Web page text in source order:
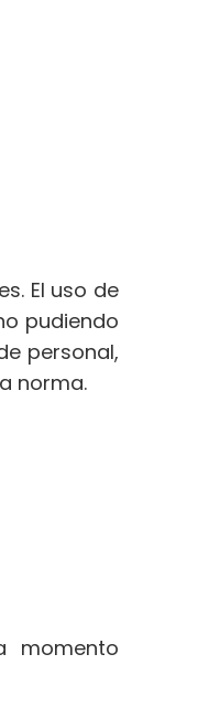
El uso de
pudiendo
personal,
norma.
momento